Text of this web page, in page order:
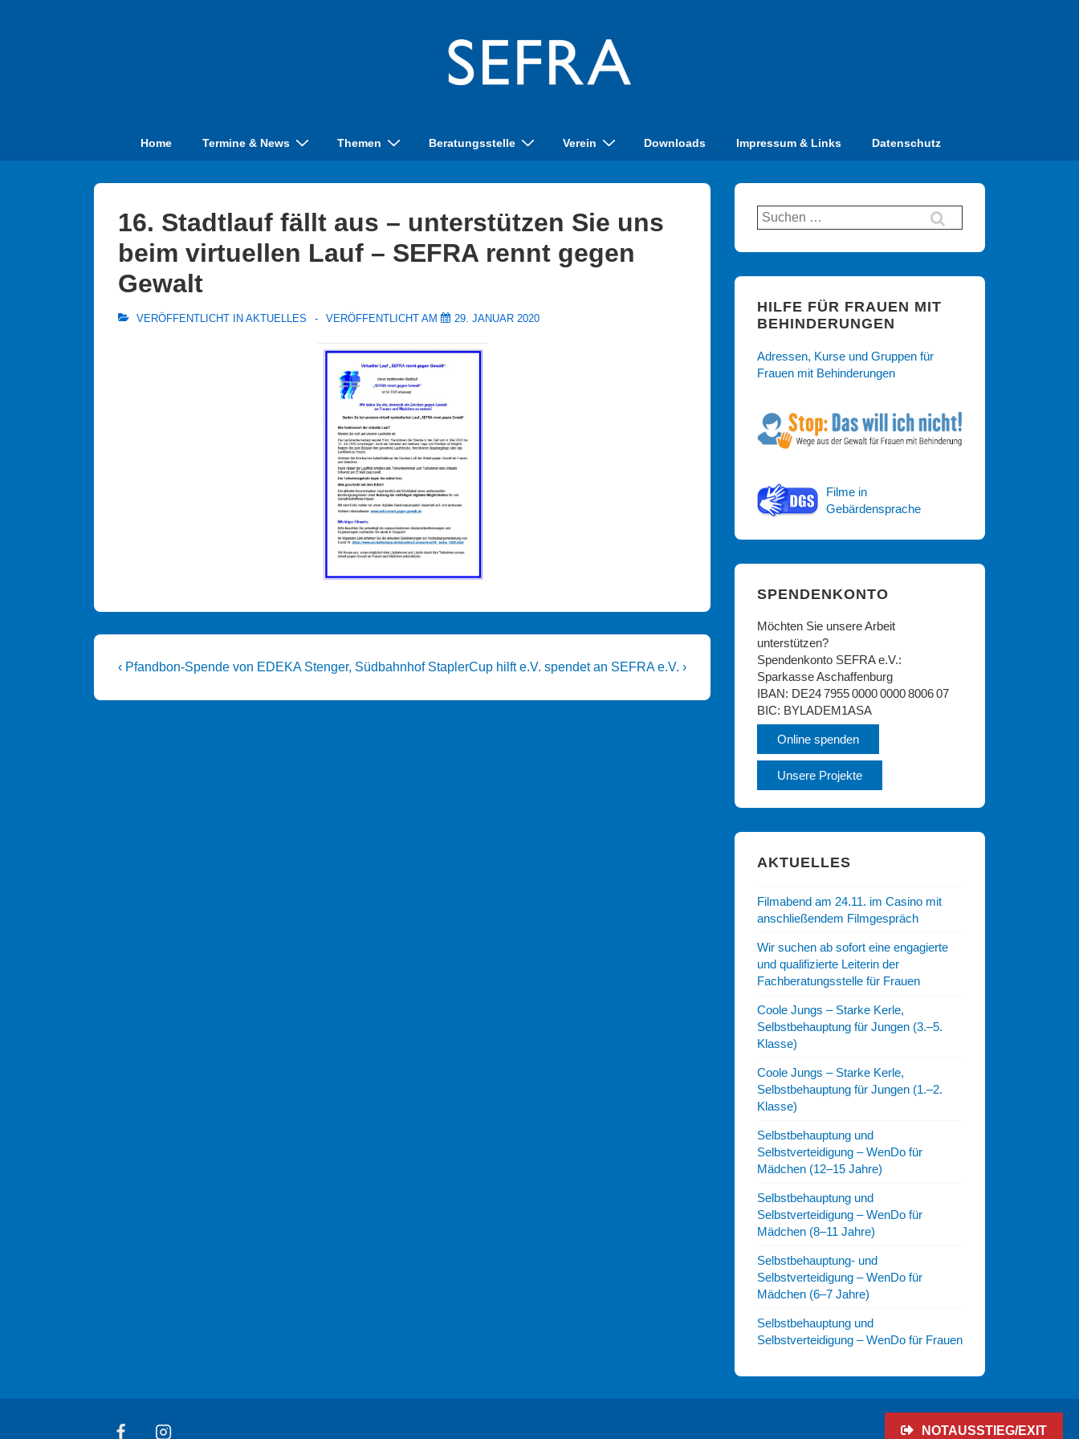
NOTAUSSTIEG/EXIT
Home Termine & News Themen Beratungsstelle Verein Downloads Impressum & Links Datenschutz
16. Stadtlauf fällt aus – unterstützen Sie uns
beim virtuellen Lauf – SEFRA rennt gegen
Gewalt
VERÖFFENTLICHT IN AKTUELLES VERÖFFENTLICHT AM 29. JANUAR 2020
Beitragsnavigation
Vorheriger
ist
‹ Pfandbon-Spende von EDEKA Stenger, Südbahnhof Nächster
ist
StaplerCup hilft e.V. spendet an SEFRA e.V. ›
Suchen
nach:
HILFE FÜR FRAUEN MIT
BEHINDERUNGEN
Adressen, Kurse und Gruppen für
Frauen mit Behinderungen
Filme in
Gebärdensprache
SPENDENKONTO
Möchten Sie unsere Arbeit
unterstützen?
Spendenkonto SEFRA e.V.:
Sparkasse Aschaffenburg
IBAN: DE24 7955 0000 0000 8006 07
BIC: BYLADEM1ASA
Online spenden
Unsere Projekte
AKTUELLES
Filmabend am 24.11. im Casino mit
anschließendem Filmgespräch
Wir suchen ab sofort eine engagierte
und qualifizierte Leiterin der
Fachberatungsstelle für Frauen
Coole Jungs – Starke Kerle,
Selbstbehauptung für Jungen (3.–5.
Klasse)
Coole Jungs – Starke Kerle,
Selbstbehauptung für Jungen (1.–2.
Klasse)
Selbstbehauptung und
Selbstverteidigung – WenDo für
Mädchen (12–15 Jahre)
Selbstbehauptung und
Selbstverteidigung – WenDo für
Mädchen (8–11 Jahre)
Selbstbehauptung- und
Selbstverteidigung – WenDo für
Mädchen (6–7 Jahre)
Selbstbehauptung und
Selbstverteidigung – WenDo für Frauen